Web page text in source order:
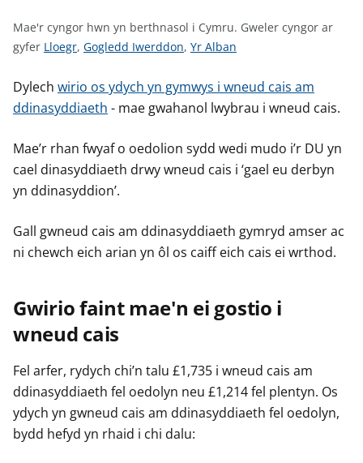
wMae'r cyngor hwn yn berthnasol i Cymru. Gweler cyngor ar
gyfer G
e
l
r
c
y
o
r
r
g
y
e
r
Lloegr, G
e
l
r
c
y
o
r
r
g
y
e
r
Gogledd Iwerddon, G
e
l
r
o
r
g
e
r
Yr Alban
Dylech wirio os ydych yn gymwys i wneud cais am
ddinasyddiaeth - mae gwahanol lwybrau i wneud cais.
Mae’r rhan fwyaf o oedolion sydd wedi mudo i’r DU yn
cael dinasyddiaeth drwy wneud cais i ‘gael eu derbyn
yn ddinasyddion’.
Gall gwneud cais am ddinasyddiaeth gymryd amser ac
ni chewch eich arian yn ôl os caiff eich cais ei wrthod.
Gwirio faint mae'n ei gostio i
wneud cais
Fel arfer, rydych chi’n talu £1,735 i wneud cais am
ddinasyddiaeth fel oedolyn neu £1,214 fel plentyn. Os
ydych yn gwneud cais am ddinasyddiaeth fel oedolyn,
bydd hefyd yn rhaid i chi dalu: